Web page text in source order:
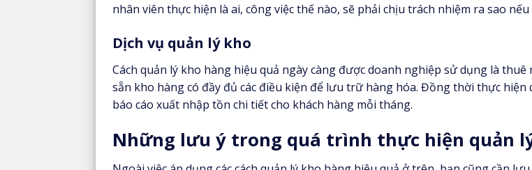
nhân viên thực hiện là ai, công việc thế nào, sẽ phải chịu trách nhiệm ra sao nếu
Dịch vụ quản lý kho
Cách quản lý kho hàng hiệu quả ngày càng được doanh nghiệp sử dụng là
sẵn kho hàng có đầy đủ các điều kiện để lưu trữ hàng hóa. Đồng thời thực
báo cáo xuất nhập tồn chi tiết cho khách hàng mỗi tháng.
Những lưu ý trong quá trình thực hiện quản